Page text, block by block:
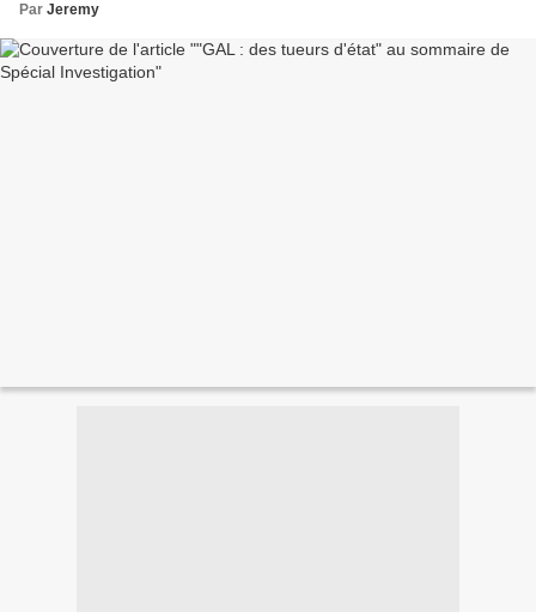
Par Jeremy